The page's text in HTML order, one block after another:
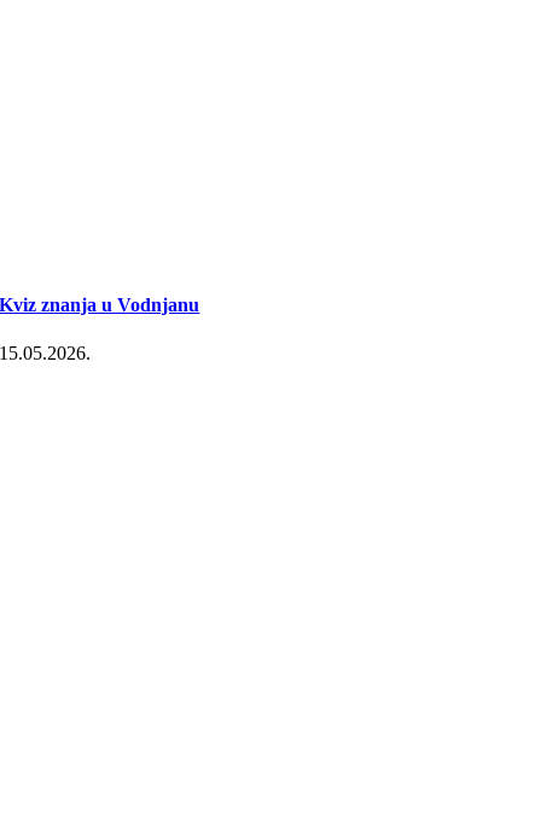
Kviz znanja u Vodnjanu
15.05.2026.